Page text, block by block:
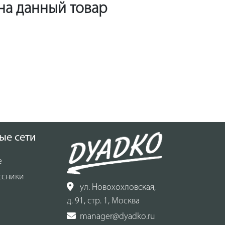
данный товар
сети
ул. Новохохловская,
д. 91, стр. 1, Москва
manager@dyadko.ru